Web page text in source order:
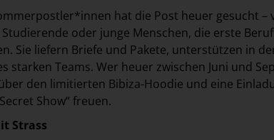
hat die Post heuer gesucht –
oder junge Menschen, die erste
Sie liefern Briefe und Pakete, unterstützen in
starken Teams. Wer heuer zwischen Juni und
den limitierten Bibiza-Hoodie und eine
Show“ freuen.
Strass